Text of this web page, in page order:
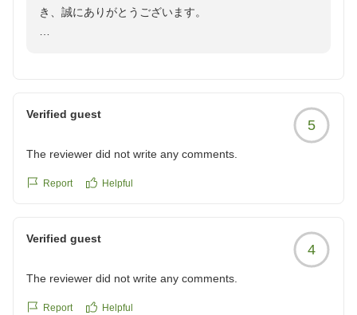
き、誠にありがとうございます。
寛ぎいただけたのであれば幸いです。
また夜食のラーメンは1階「万咲」で、21時30分から
けでございます。懐かしいラーメン屋台を連想させる、
また金沢へお越しの際は、ぜひ当ホテルをご利用くだ
さい。
スタッフ一同、またのお越しを心よりお待ち申し上げて
Verified guest
5
The reviewer did not write any comments.
Report Helpful
Verified guest
4
The reviewer did not write any comments.
Report Helpful